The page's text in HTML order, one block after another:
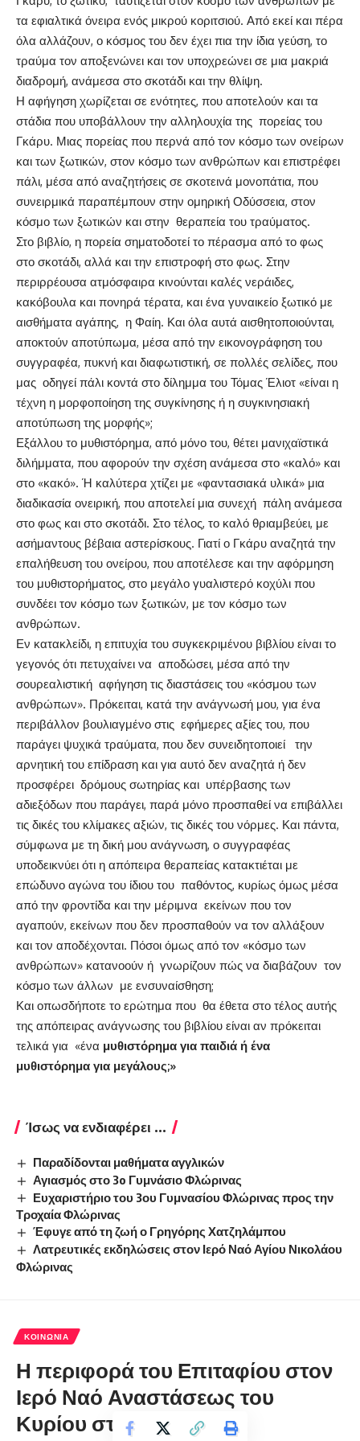
τα εφιαλτικά όνειρα ενός μικρού κοριτσιού. Από εκεί και πέρα
όλα αλλάζουν, ο κόσμος του δεν έχει πια την ίδια γεύση, το
τραύμα τον αποξενώνει και τον υποχρεώνει σε μια μακριά
διαδρομή, ανάμεσα στο σκοτάδι και την θλίψη.
Η αφήγηση χωρίζεται σε ενότητες, που αποτελούν και τα
στάδια που υποβάλλουν την αλληλουχία της πορείας του
Γκάρυ. Μιας πορείας που περνά από τον κόσμο των ονείρων
και των ξωτικών, στον κόσμο των ανθρώπων και επιστρέφει
πάλι, μέσα από αναζητήσεις σε σκοτεινά μονοπάτια, που
συνειρμικά παραπέμπουν στην ομηρική Οδύσσεια, στον
κόσμο των ξωτικών και στην θεραπεία του τραύματος.
Στο βιβλίο, η πορεία σηματοδοτεί το πέρασμα από το φως
στο σκοτάδι, αλλά και την επιστροφή στο φως. Στην
περιρρέουσα ατμόσφαιρα κινούνται καλές νεράιδες,
κακόβουλα και πονηρά τέρατα, και ένα γυναικείο ξωτικό με
αισθήματα αγάπης, η Φαίη. Και όλα αυτά αισθητοποιούνται,
αποκτούν αποτύπωμα, μέσα από την εικονογράφηση του
συγγραφέα, πυκνή και διαφωτιστική, σε πολλές σελίδες, που
μας οδηγεί πάλι κοντά στο δίλημμα του Τόμας Έλιοτ «είναι η
τέχνη η μορφοποίηση της συγκίνησης ή η συγκινησιακή
αποτύπωση της μορφής»;
Εξάλλου το μυθιστόρημα, από μόνο του, θέτει μανιχαϊστικά
διλήμματα, που αφορούν την σχέση ανάμεσα στο «καλό» και
στο «κακό». Ή καλύτερα χτίζει με «φαντασιακά υλικά» μια
διαδικασία ονειρική, που αποτελεί μια συνεχή πάλη ανάμεσα
στο φως και στο σκοτάδι. Στο τέλος, το καλό θριαμβεύει, με
ασήμαντους βέβαια αστερίσκους. Γιατί ο Γκάρυ αναζητά την
επαλήθευση του ονείρου, που αποτέλεσε και την αφόρμηση
του μυθιστορήματος, στο μεγάλο γυαλιστερό κοχύλι που
συνδέει τον κόσμο των ξωτικών, με τον κόσμο των
ανθρώπων.
Εν κατακλείδι, η επιτυχία του συγκεκριμένου βιβλίου είναι το
γεγονός ότι πετυχαίνει να αποδώσει, μέσα από την
σουρεαλιστική αφήγηση τις διαστάσεις του «κόσμου των
ανθρώπων». Πρόκειται, κατά την ανάγνωσή μου, για ένα
περιβάλλον βουλιαγμένο στις εφήμερες αξίες του, που
παράγει ψυχικά τραύματα, που δεν συνειδητοποιεί την
αρνητική του επίδραση και για αυτό δεν αναζητά ή δεν
προσφέρει δρόμους σωτηρίας και υπέρβασης των
αδιεξόδων που παράγει, παρά μόνο προσπαθεί να επιβάλλει
τις δικές του κλίμακες αξιών, τις δικές του νόρμες. Και πάντα,
σύμφωνα με τη δική μου ανάγνωση, ο συγγραφέας
υποδεικνύει ότι η απόπειρα θεραπείας κατακτιέται με
επώδυνο αγώνα του ίδιου του παθόντος, κυρίως όμως μέσα
από την φροντίδα και την μέριμνα εκείνων που τον
αγαπούν, εκείνων που δεν προσπαθούν να τον αλλάξουν
και τον αποδέχονται. Πόσοι όμως από τον «κόσμο των
ανθρώπων» κατανοούν ή γνωρίζουν πώς να διαβάζουν τον
κόσμο των άλλων με ενσυναίσθηση;
Και οπωσδήποτε το ερώτημα που θα έθετα στο τέλος αυτής
της απόπειρας ανάγνωσης του βιβλίου είναι αν πρόκειται
τελικά για «ένα μυθιστόρημα για παιδιά ή ένα
μυθιστόρημα για μεγάλους;»
Ίσως να ενδιαφέρει ...
Παραδίδονται μαθήματα αγγλικών
Αγιασμός στο 3o Γυμνάσιο Φλώρινας
Ευχαριστήριο του 3ου Γυμνασίου Φλώρινας προς την
Τροχαία Φλώρινας
Έφυγε από τη ζωή ο Γρηγόρης Χατζηλάμπου
Λατρευτικές εκδηλώσεις στον Ιερό Ναό Αγίου Νικολάου
Φλώρινας
ΚΟΙΝΩΝΊΑ
Η περιφορά του Επιταφίου στον
Ιερό Ναό Αναστάσεως του
Κυρίου στη Φλώρινα